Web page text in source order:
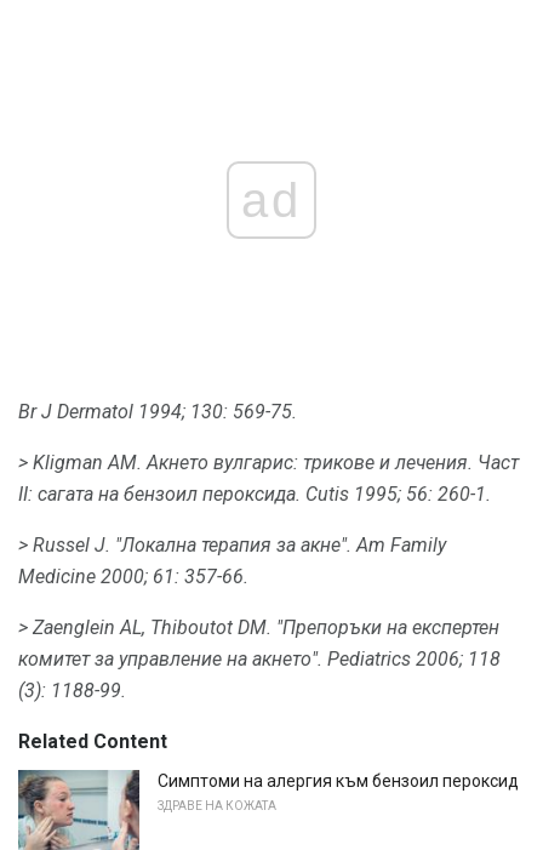
ad
Br J Dermatol 1994; 130: 569-75.
> Kligman AM. Акнето вулгарис: трикове и лечения. Част
II: сагата на бензоил пероксида. Cutis 1995; 56: 260-1.
> Russel J. "Локална терапия за акне". Am Family
Medicine 2000; 61: 357-66.
> Zaenglein AL, Thiboutot DM. "Препоръки на експертен
комитет за управление на акнето". Pediatrics 2006; 118
(3): 1188-99.
Related Content
Симптоми на алергия към бензоил пероксид
ЗДРАВЕ НА КОЖАТА